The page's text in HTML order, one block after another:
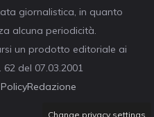
giornalistica, in quanto
alcuna periodicità.
un prodotto editoriale ai
del 07.03.2001
Redazione
Change privacy settings